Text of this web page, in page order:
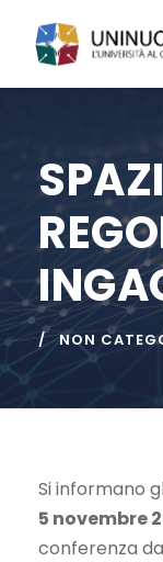
NON
Si informano
5 novembre
conferenza